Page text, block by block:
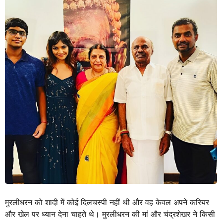
मुरलीधरन को शादी में कोई दिलचस्पी नहीं थी और वह केवल अपने करियर
और खेल पर ध्यान देना चाहते थे। मुरलीधरन की मां और चंद्रशेखर ने किसी